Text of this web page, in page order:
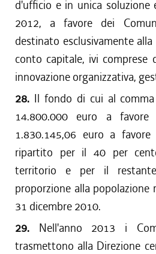
d'ufficio e in unica
2012, a favore dei
destinato esclusivamente
conto capitale, ivi comprese
innovazione organizzativa,
28. Il fondo di cui al
14.800.000 euro a
1.830.145,06 euro a
ripartito per il 40 per
territorio e per il
proporzione alla popolazione
31 dicembre 2010.
29. Nell'anno 2013 i
trasmettono alla Direzione